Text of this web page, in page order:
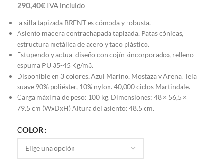
290,40€ IVA incluido
la silla tapizada BRENT es cómoda y robusta.
Asiento madera contrachapada tapizada. Patas cónicas,
estructura metálica de acero y taco plástico.
Estupendo y actual diseño con cojín «incorporado», relleno
espuma PU 35-45 Kg/m3.
Disponible en 3 colores, Azul Marino, Mostaza y Arena. Tela
suave 90% poliéster, 10% nylon. 40,000 ciclos Martindale.
Carga máxima de peso: 100 kg. Dimensiones: 48 × 56,5 ×
79,5 cm (WxDxH) Altura del asiento: 48,5 cm.
COLOR